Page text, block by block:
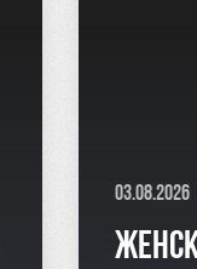
03.08.2026